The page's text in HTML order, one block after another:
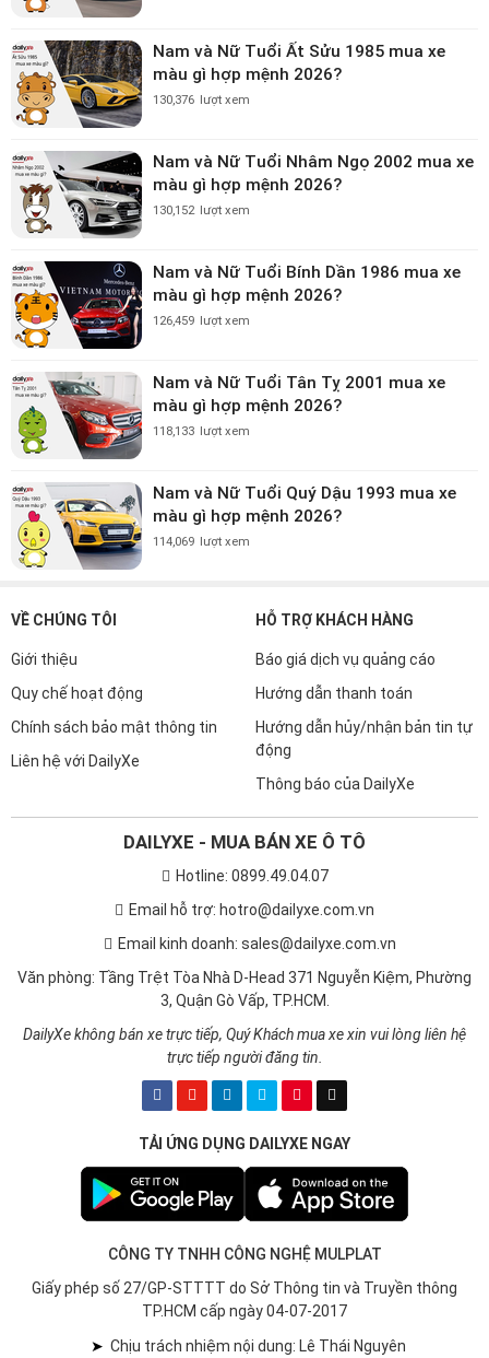
Nam và Nữ Tuổi Ất Sửu 1985 mua xe
màu gì hợp mệnh 2026?
130,376 lượt xem
Nam và Nữ Tuổi Nhâm Ngọ 2002 mua xe
màu gì hợp mệnh 2026?
130,152 lượt xem
Nam và Nữ Tuổi Bính Dần 1986 mua xe
màu gì hợp mệnh 2026?
126,459 lượt xem
Nam và Nữ Tuổi Tân Tỵ 2001 mua xe
màu gì hợp mệnh 2026?
118,133 lượt xem
Nam và Nữ Tuổi Quý Dậu 1993 mua xe
màu gì hợp mệnh 2026?
114,069 lượt xem
VỀ CHÚNG TÔI
Giới thiệu
Quy chế hoạt động
Chính sách bảo mật thông tin
Liên hệ với DailyXe
HỖ TRỢ KHÁCH HÀNG
Báo giá dịch vụ quảng cáo
Hướng dẫn thanh toán
Hướng dẫn hủy/nhận bản tin tự
động
Thông báo của DailyXe
DAILYXE - MUA BÁN XE Ô TÔ
Hotline: 0899.49.04.07
Email hỗ trợ: hotro@dailyxe.com.vn
Email kinh doanh: sales@dailyxe.com.vn
Văn phòng: Tầng Trệt Tòa Nhà D-Head 371 Nguyễn Kiệm, Phường
3, Quận Gò Vấp, TP.HCM.
DailyXe không bán xe trực tiếp, Quý Khách mua xe xin vui lòng liên hệ
trực tiếp người đăng tin.
TẢI ỨNG DỤNG DAILYXE NGAY
CÔNG TY TNHH CÔNG NGHỆ MULPLAT
Giấy phép số 27/GP-STTTT do Sở Thông tin và Truyền thông
TP.HCM cấp ngày 04-07-2017
➤ Chịu trách nhiệm nội dung: Lê Thái Nguyên